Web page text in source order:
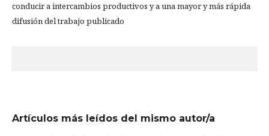
conducir a intercambios productivos y a una mayor y más rápida
difusión del trabajo publicado
Artículos más leídos del mismo autor/a